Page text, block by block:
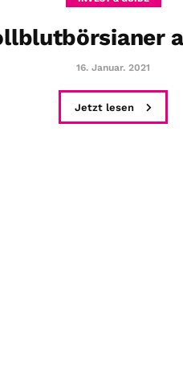
16. Januar. 2021
Jetzt lesen